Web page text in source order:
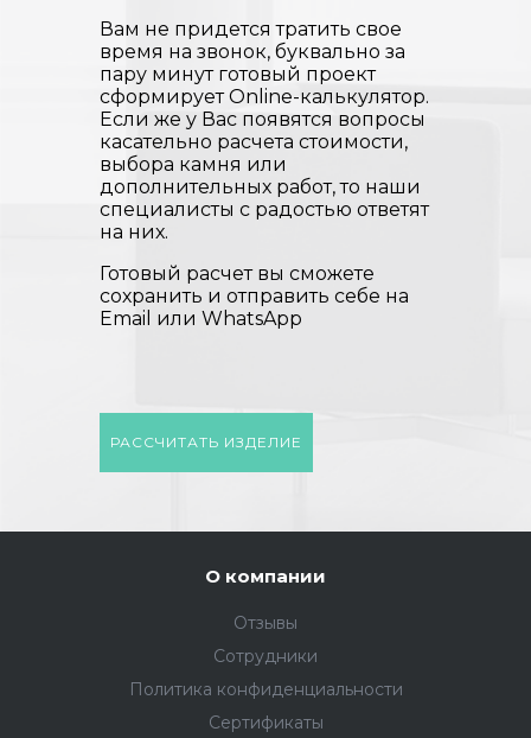
РАССЧИТАТЬ ИЗДЕЛИЕ
Вам не придется тратить свое
время на звонок, буквально за
пару минут готовый проект
сформирует Online-калькулятор.
Если же у Вас появятся вопросы
касательно расчета стоимости,
выбора камня или
дополнительных работ, то наши
специалисты с радостью ответят
на них.
Готовый расчет вы сможете
сохранить и отправить себе на
Email или WhatsApp
О компании
Отзывы
Сотрудники
Политика конфиденциальности
Сертификаты